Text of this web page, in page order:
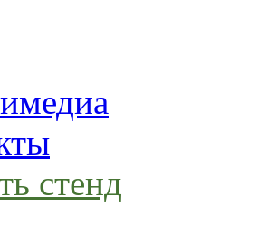
стенд